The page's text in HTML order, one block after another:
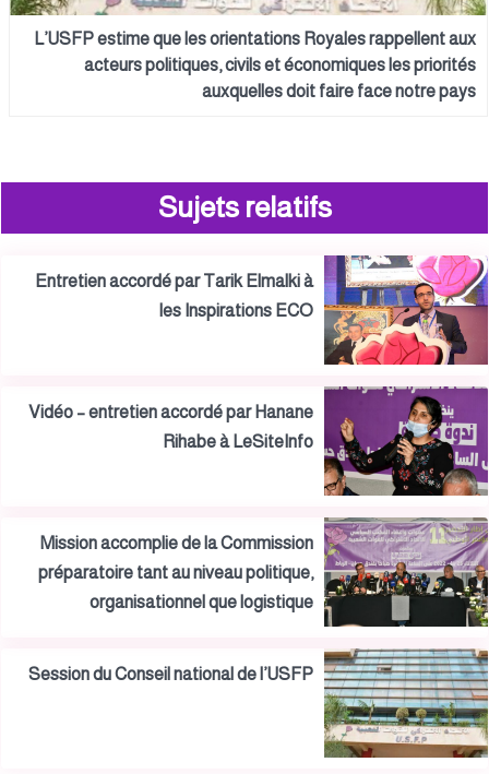
L’USFP estime que les orientations Royales rappellent aux
acteurs politiques, civils et économiques les priorités
auxquelles doit faire face notre pays
Sujets relatifs
Entretien accordé par Tarik Elmalki à
les Inspirations ECO
Vidéo – entretien accordé par Hanane
Rihabe à LeSiteInfo
Mission accomplie de la Commission
préparatoire tant au niveau politique,
organisationnel que logistique
Session du Conseil national de l’USFP